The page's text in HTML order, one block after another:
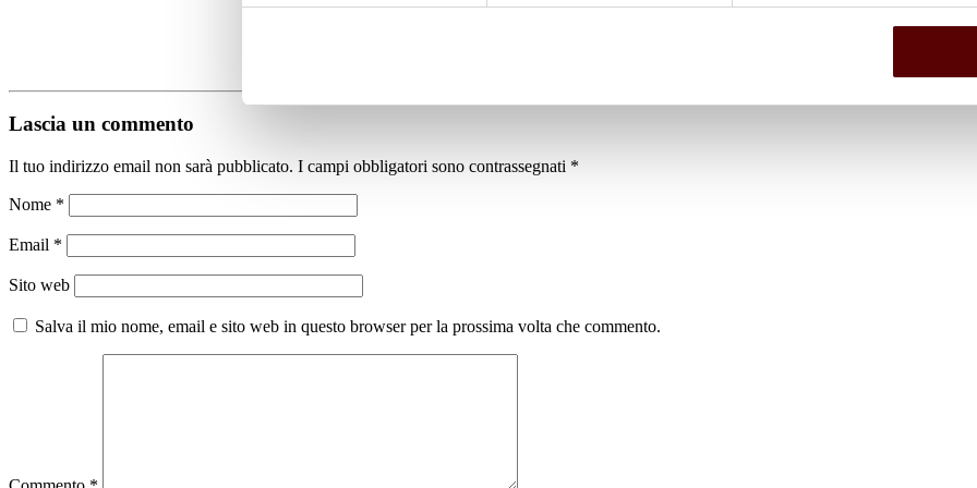
Lascia un commento
Il tuo indirizzo email non sarà pubblicato. I campi obbligatori sono contrassegnati *
Nome *
Email *
Sito web
Salva il mio nome, email e sito web in questo browser per la prossima volta che commento.